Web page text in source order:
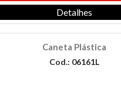
Detalhes
Caneta Plástica
Cod.: 06161L